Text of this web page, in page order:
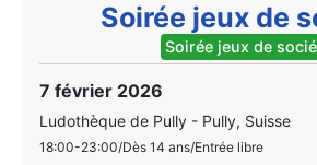
Soirée jeux de
Soirée jeux de
7 février 2026
Ludothèque de Pully - Pully, Suisse
18:00-23:00/Dès 14 ans/Entrée libre